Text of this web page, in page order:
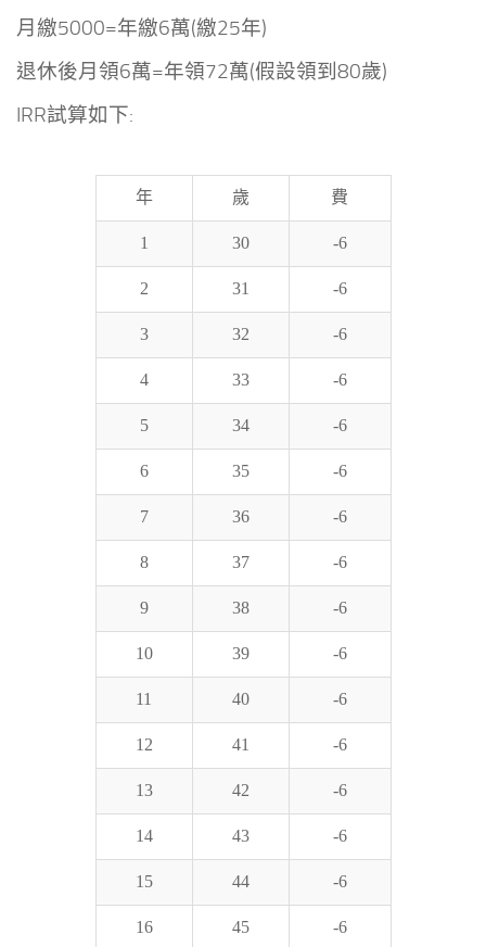
月繳5000=年繳6萬(繳25年)
退休後月領6萬=年領72萬(假設領到80歲)
IRR試算如下:
年 歲 費
1 30 -6
2 31 -6
3 32 -6
4 33 -6
5 34 -6
6 35 -6
7 36 -6
8 37 -6
9 38 -6
10 39 -6
11 40 -6
12 41 -6
13 42 -6
14 43 -6
15 44 -6
16 45 -6